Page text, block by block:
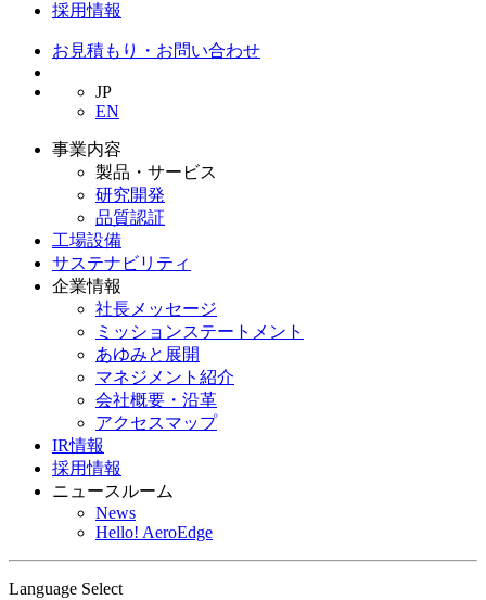
採用情報
お見積もり・お問い合わせ
JP
EN
事業内容
製品・サービス
研究開発
品質認証
工場設備
サステナビリティ
企業情報
社長メッセージ
ミッションステートメント
あゆみと展開
マネジメント紹介
会社概要・沿革
アクセスマップ
IR情報
採用情報
ニュースルーム
News
Hello! AeroEdge
Language Select